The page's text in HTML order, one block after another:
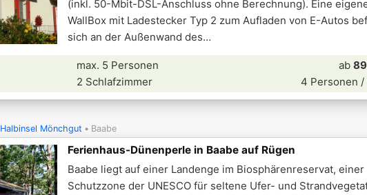
(inkl. 50-Mbit-DSL-Anschluss ohne Berechnung). Eine
WallBox mit Ladestecker Typ 2 zum Aufladen von E-Autos
sich an der Außenwand des
max. 5 Personen
2 Schlafzimmer
ab
4 Personen /
Halbinsel Mönchgut Baabe
Ferienhaus-Dünenperle in Baabe auf Rügen
Baabe liegt auf einer Landenge im Biosphärenreservat, einer
Schutzzone der UNESCO für seltene Ufer- und